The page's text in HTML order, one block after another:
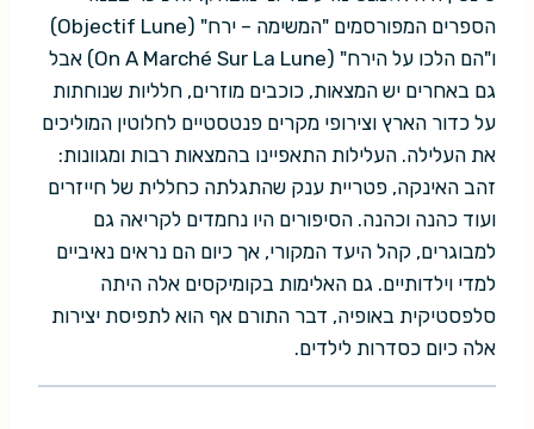
הספרים המפורסמים "המשימה – ירח" (Objectif Lune)
ו"הם הלכו על הירח" (On A Marché Sur La Lune) אבל
גם באחרים יש המצאות, כוכבים מוזרים, חלליות שנוחתות
על כדור הארץ וצירופי מקרים פנטסטיים לחלוטין המוליכים
את העלילה. העלילות התאפיינו בהמצאות רבות ומגוונות:
זהב האינקה, פטריית ענק שהתגלתה כחללית של חייזרים
ועוד כהנה וכהנה. הסיפורים היו נחמדים לקריאה גם
למבוגרים, קהל היעד המקורי, אך כיום הם נראים נאיביים
למדי וילדותיים. גם האלימות בקומיקסים אלה היתה
סלפסטיקית באופיה, דבר התורם אף הוא לתפיסת יצירות
אלה כיום כסדרות לילדים.